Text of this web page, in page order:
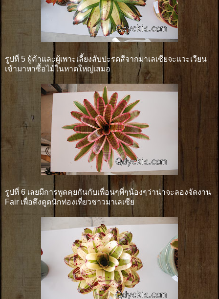
รูปที่ 5 ผู้ค้าเเละผู้เพาะเลี้ยงสับปะรดสีจากมาเลเซียจะเเวะเวียน
เข้ามาหาซื้อไม้ในหาดใหญ่เสมอ
รูปที่ 6 เลยมีการพูดคุยกันกับเพื่อนๆพี่ๆน้องๆว่าน่าจะลองจัดงาน
Fair เพื่อดึงดูดนักท่องเที่ยวชาวมาเลเซีย